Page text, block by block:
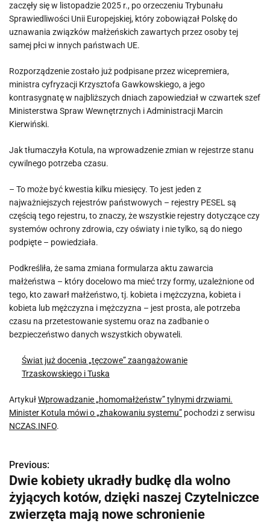
zaczęły się w listopadzie 2025 r., po orzeczeniu Trybunału
Sprawiedliwości Unii Europejskiej, który zobowiązał Polskę do
uznawania związków małżeńskich zawartych przez osoby tej
samej płci w innych państwach UE.
Rozporządzenie zostało już podpisane przez wicepremiera,
ministra cyfryzacji Krzysztofa Gawkowskiego, a jego
kontrasygnatę w najbliższych dniach zapowiedział w czwartek szef
Ministerstwa Spraw Wewnętrznych i Administracji Marcin
Kierwiński.
Jak tłumaczyła Kotula, na wprowadzenie zmian w rejestrze stanu
cywilnego potrzeba czasu.
– To może być kwestia kilku miesięcy. To jest jeden z
najważniejszych rejestrów państwowych – rejestry PESEL są
częścią tego rejestru, to znaczy, że wszystkie rejestry dotyczące czy
systemów ochrony zdrowia, czy oświaty i nie tylko, są do niego
podpięte – powiedziała.
Podkreśliła, że sama zmiana formularza aktu zawarcia
małżeństwa – który docelowo ma mieć trzy formy, uzależnione od
tego, kto zawarł małżeństwo, tj. kobieta i mężczyzna, kobieta i
kobieta lub mężczyzna i mężczyzna – jest prosta, ale potrzeba
czasu na przetestowanie systemu oraz na zadbanie o
bezpieczeństwo danych wszystkich obywateli.
Świat już docenia „tęczowe” zaangażowanie
Trzaskowskiego i Tuska
ArtykułWprowadzanie „homomałżeństw” tylnymi drzwiami.
Minister Kotula mówi o „zhakowaniu systemu” pochodzi z serwisu
NCZAS.INFO.
N
a
w
Previous:
Dwie kobiety ukradły budkę dla wolno
żyjących kotów, dzięki naszej Czytelniczce
zwierzęta mają nowe schronienie